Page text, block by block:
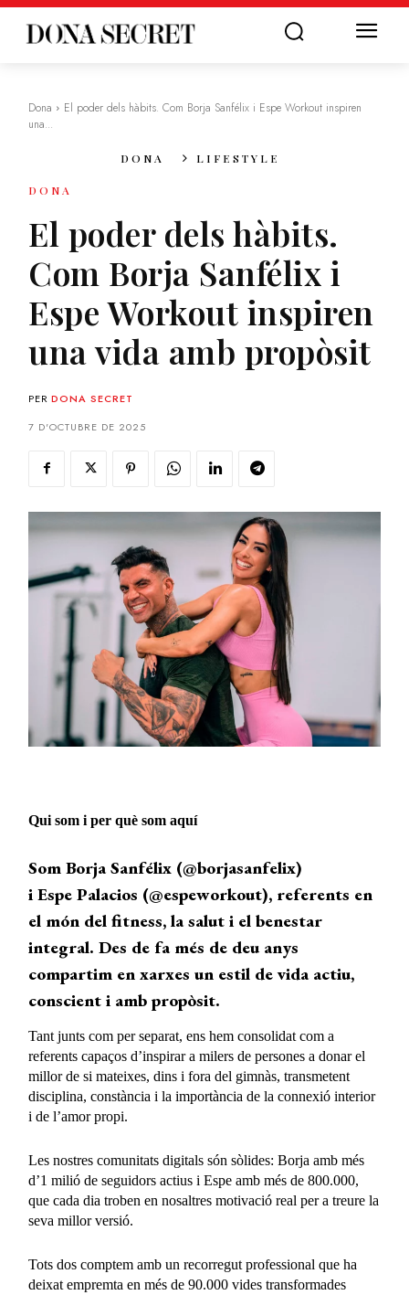
Dona
El poder dels hàbits. Com Borja Sanfélix i Espe Workout inspiren
una...
DONA LIFESTYLE
DONA
El poder dels hàbits.
Com Borja Sanfélix i
Espe Workout inspiren
una vida amb propòsit
PER DONA SECRET
7 D'OCTUBRE DE 2025
Qui som i per què som aquí
Som Borja Sanfélix (@borjasanfelix)
i Espe Palacios (@espeworkout), referents en
el món del fitness, la salut i el benestar
integral. Des de fa més de deu anys
compartim en xarxes un estil de vida actiu,
conscient i amb propòsit.
Tant junts com per separat, ens hem consolidat com a
referents capaços d’inspirar a milers de persones a donar el
millor de si mateixes, dins i fora del gimnàs, transmetent
disciplina, constància i la importància de la connexió interior
i de l’amor propi.
Les nostres comunitats digitals són sòlides: Borja amb més
d’1 milió de seguidors actius i Espe amb més de 800.000,
que cada dia troben en nosaltres motivació real per a treure la
seva millor versió.
Tots dos comptem amb un recorregut professional que ha
deixat empremta en més de 90.000 vides transformades